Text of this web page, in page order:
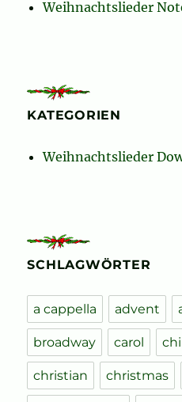
Weihnachtslieder
KATEGORIEN
Weihnachtslieder
SCHLAGWÖRTER
a cappella advent
broadway carol
christian christmas